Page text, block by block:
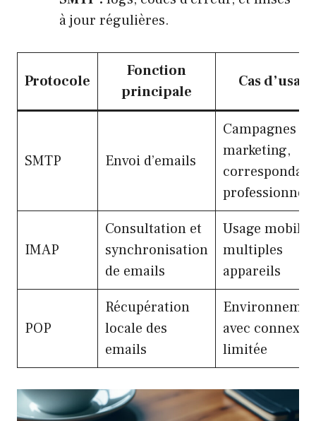
à jour régulières.
Protocole
Fonction
principale
Cas d’usage
SMTP Envoi d’emails
Campagnes
marketing,
IMAP
Consultation et
synchronisation
de emails
Usage mobile,
multiples
appareils
POP
Récupération
locale des
emails
avec
limitée